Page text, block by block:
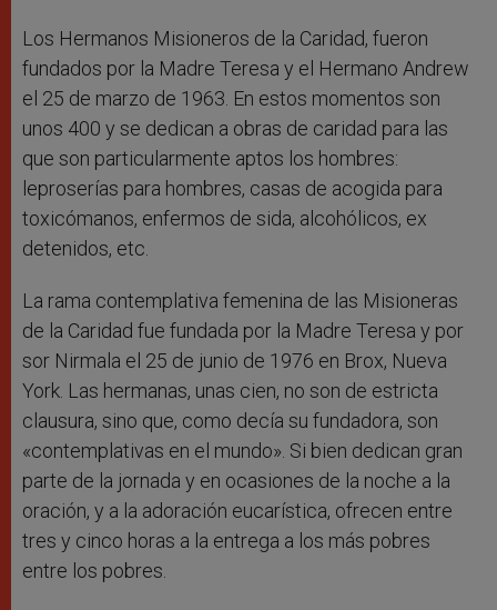
Los Hermanos Misioneros de la Caridad, fueron
fundados por la Madre Teresa y el Hermano Andrew
el 25 de marzo de 1963. En estos momentos son
unos 400 y se dedican a obras de caridad para las
que son particularmente aptos los hombres:
leproserías para hombres, casas de acogida para
toxicómanos, enfermos de sida, alcohólicos, ex
detenidos, etc.
La rama contemplativa femenina de las Misioneras
de la Caridad fue fundada por la Madre Teresa y por
sor Nirmala el 25 de junio de 1976 en Brox, Nueva
York. Las hermanas, unas cien, no son de estricta
clausura, sino que, como decía su fundadora, son
«contemplativas en el mundo». Si bien dedican gran
parte de la jornada y en ocasiones de la noche a la
oración, y a la adoración eucarística, ofrecen entre
tres y cinco horas a la entrega a los más pobres
entre los pobres.